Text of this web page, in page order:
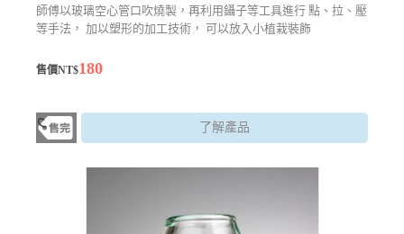
師傅以玻璃空心管口吹燒製，再利用鑷子等工具進行 點、拉、壓
等手法， 加以塑形的加工技術， 可以放入小植栽裝飾
售價NT$180
了解產品